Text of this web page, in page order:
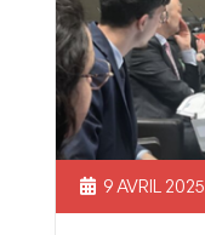
9 AVRIL 2025